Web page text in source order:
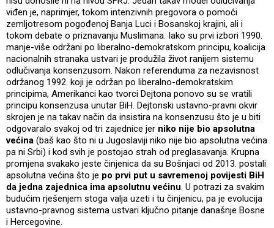
viđen je, naprimjer, tokom intenzivnih pregovora o pomoći
zemljotresom pogođenoj Banja Luci i Bosanskoj krajini, ali i
tokom debate o priznavanju Muslimana. Iako su prvi izbori 1990.
manje-više održani po liberalno-demokratskom principu, koalicija
nacionalnih stranaka ustvari je produžila život ranijem sistemu
odlučivanja konsenzusom. Nakon referenduma za nezavisnost
održanog 1992. koji je održan po liberalno-demokratskim
principima, Amerikanci kao tvorci Dejtona ponovo su se vratili
principu konsenzusa unutar BiH. Dejtonski ustavno-pravni okvir
skrojen je na takav način da insistira na konsenzusu što je u biti
odgovaralo svakoj od tri zajednice jer niko nije bio apsolutna
većina (baš kao što ni u Jugoslaviji niko nije bio apsolutna većina
pa ni Srbi) i kod svih je postojao strah od preglasavanja. Krupna
promjena svakako jeste činjenica da su Bošnjaci od 2013. postali
apsolutna većina što je po prvi put u savremenoj povijesti BiH
da jedna zajednica ima apsolutnu većinu. U potrazi za svakim
budućim rješenjem stoga valja uzeti i tu činjenicu, pa je evolucija
ustavno-pravnog sistema ustvari ključno pitanje današnje Bosne
i Hercegovine.